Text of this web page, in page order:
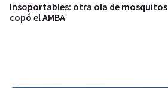
Insoportables: otra ola de mosquitos
copó el AMBA